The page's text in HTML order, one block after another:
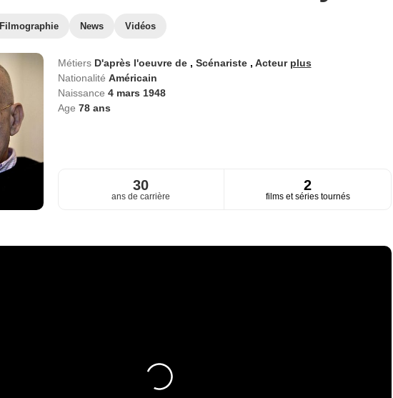
Filmographie News Vidéos
Métiers D'après l'oeuvre de , Scénariste , Acteur plus
Nationalité Américain
Naissance 4 mars 1948
Age 78ans
30
ans de carrière
2
films et séries tournés